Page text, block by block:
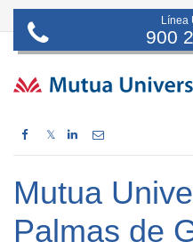
Línea
900
𝕏
Mutua
Palmas de